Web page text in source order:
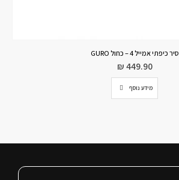
סיר כיפתי אמייל 4 – כחול GURO
₪ 449.90
מידע נוסף